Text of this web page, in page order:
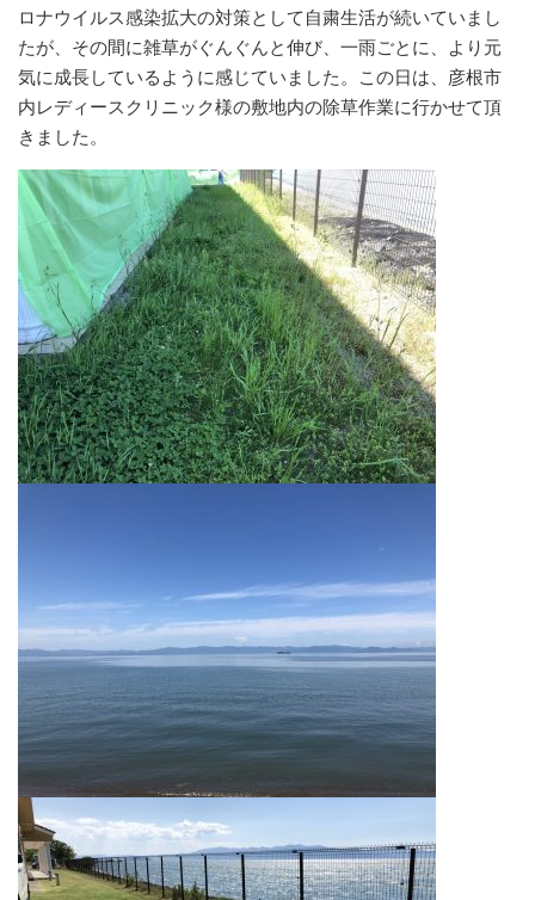
ロナウイルス感染拡大の対策として自粛生活が続いていまし
たが、その間に雑草がぐんぐんと伸び、一雨ごとに、より元
気に成長しているように感じていました。この日は、彦根市
内レディースクリニック様の敷地内の除草作業に行かせて頂
きました。